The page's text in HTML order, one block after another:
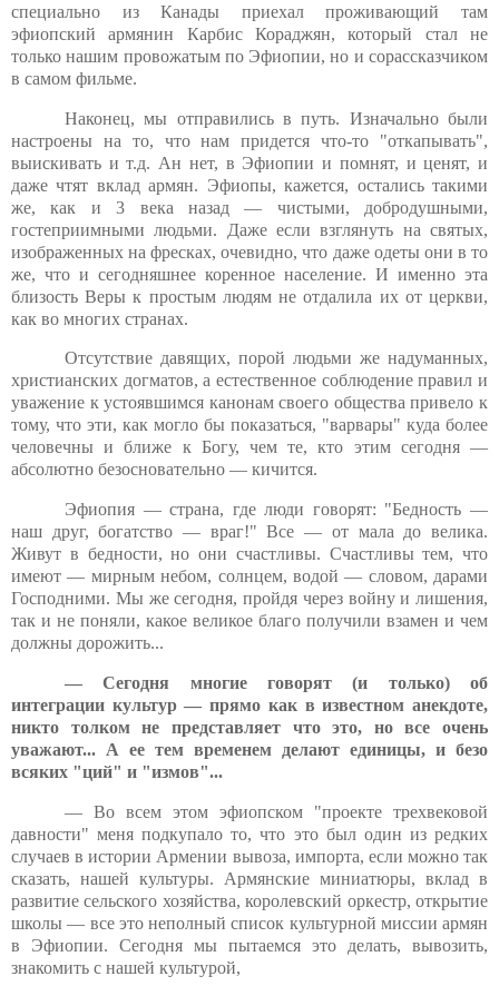
специально из Канады приехал проживающий там
эфиопский армянин Карбис Кораджян, который стал не
только нашим провожатым по Эфиопии, но и сорассказчиком
в самом фильме.
Наконец, мы отправились в путь. Изначально были
настроены на то, что нам придется что-то "откапывать",
выискивать и т.д. Ан нет, в Эфиопии и помнят, и ценят, и
даже чтят вклад армян. Эфиопы, кажется, остались такими
же, как и 3 века назад — чистыми, добродушными,
гостеприимными людьми. Даже если взглянуть на святых,
изображенных на фресках, очевидно, что даже одеты они в то
же, что и сегодняшнее коренное население. И именно эта
близость Веры к простым людям не отдалила их от церкви,
как во многих странах.
Отсутствие давящих, порой людьми же надуманных,
христианских догматов, а естественное соблюдение правил и
уважение к устоявшимся канонам своего общества привело к
тому, что эти, как могло бы показаться, "варвары" куда более
человечны и ближе к Богу, чем те, кто этим сегодня —
абсолютно безосновательно — кичится.
Эфиопия — страна, где люди говорят: "Бедность —
наш друг, богатство — враг!" Все — от мала до велика.
Живут в бедности, но они счастливы. Счастливы тем, что
имеют — мирным небом, солнцем, водой — словом, дарами
Господними. Мы же сегодня, пройдя через войну и лишения,
так и не поняли, какое великое благо получили взамен и чем
должны дорожить...
— Сегодня многие говорят (и только) об
интеграции культур — прямо как в известном анекдоте,
никто толком не представляет что это, но все очень
уважают... А ее тем временем делают единицы, и безо
всяких "ций" и "измов"...
— Во всем этом эфиопском "проекте трехвековой
давности" меня подкупало то, что это был один из редких
случаев в истории Армении вывоза, импорта, если можно так
сказать, нашей культуры. Армянские миниатюры, вклад в
развитие сельского хозяйства, королевский оркестр, открытие
школы — все это неполный список культурной миссии армян
в Эфиопии. Сегодня мы пытаемся это делать, вывозить,
знакомить с нашей культурой,